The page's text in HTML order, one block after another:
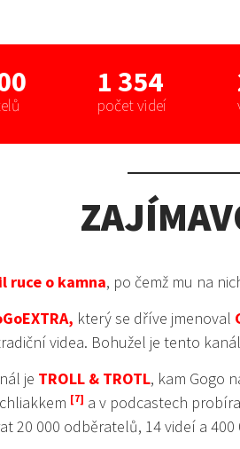
1 354
počet videí
ruce o kamna, po čemž mu na
který se dříve jmenoval
videa. Bohužel je tento
je TROLL & TROTL, kam Gogo
a v podcastech
20 000 odběratelů, 14 videí a